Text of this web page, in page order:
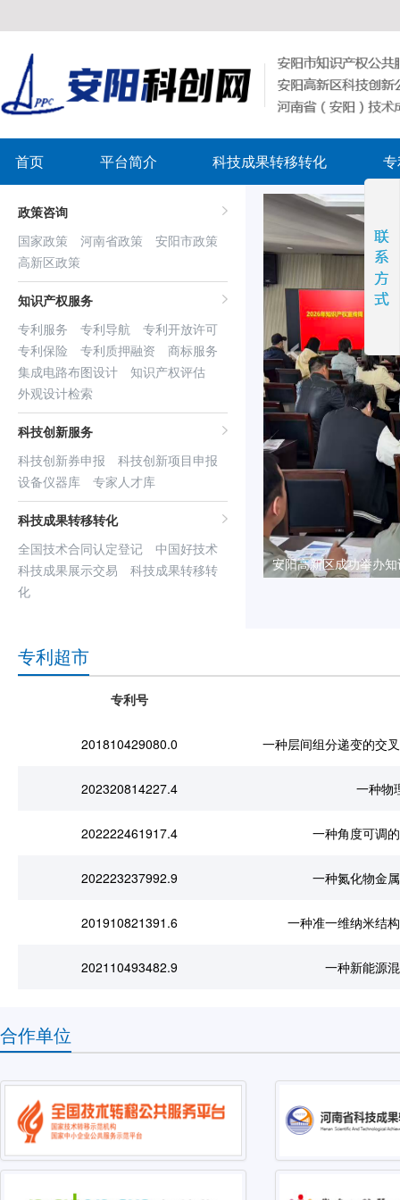
首页 平台简介 科技成果转移转化
政策咨询
国家政策
河南省政策
安阳市政策
高新区政策
知识产权服务
专利服务
专利导航
专利开放许可
专利保险
专利质押融资
商标服务
集成电路布图设计
知识产权评估
外观设计检索
科技创新服务
科技创新券申报
科技创新项目申报
设备仪器库
专家人才库
科技成果转移转化
全国技术合同认定登记
中国好技术
科技成果展示交易
科技成果转移转
化
安阳高新区成功举办
‹
专利超市
专利号
201810429080.0 一种层间组分递变的交
202320814227.4 一种物
202222461917.4 一种角度可调
202223237992.9 一种氮化物金
201910821391.6 一种准一维纳米结
202110493482.9 一种新能源
合作单位